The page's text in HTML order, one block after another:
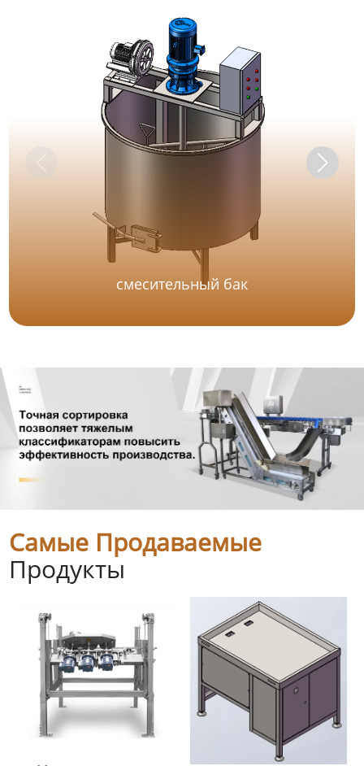
смесительный бак
Самые Продаваемые
Продукты